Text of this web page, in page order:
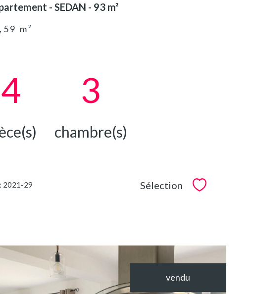
- SEDAN - 93 m²
m²
4 3
chambre(s)
2021-29 Sélection Sélectionner
vendu